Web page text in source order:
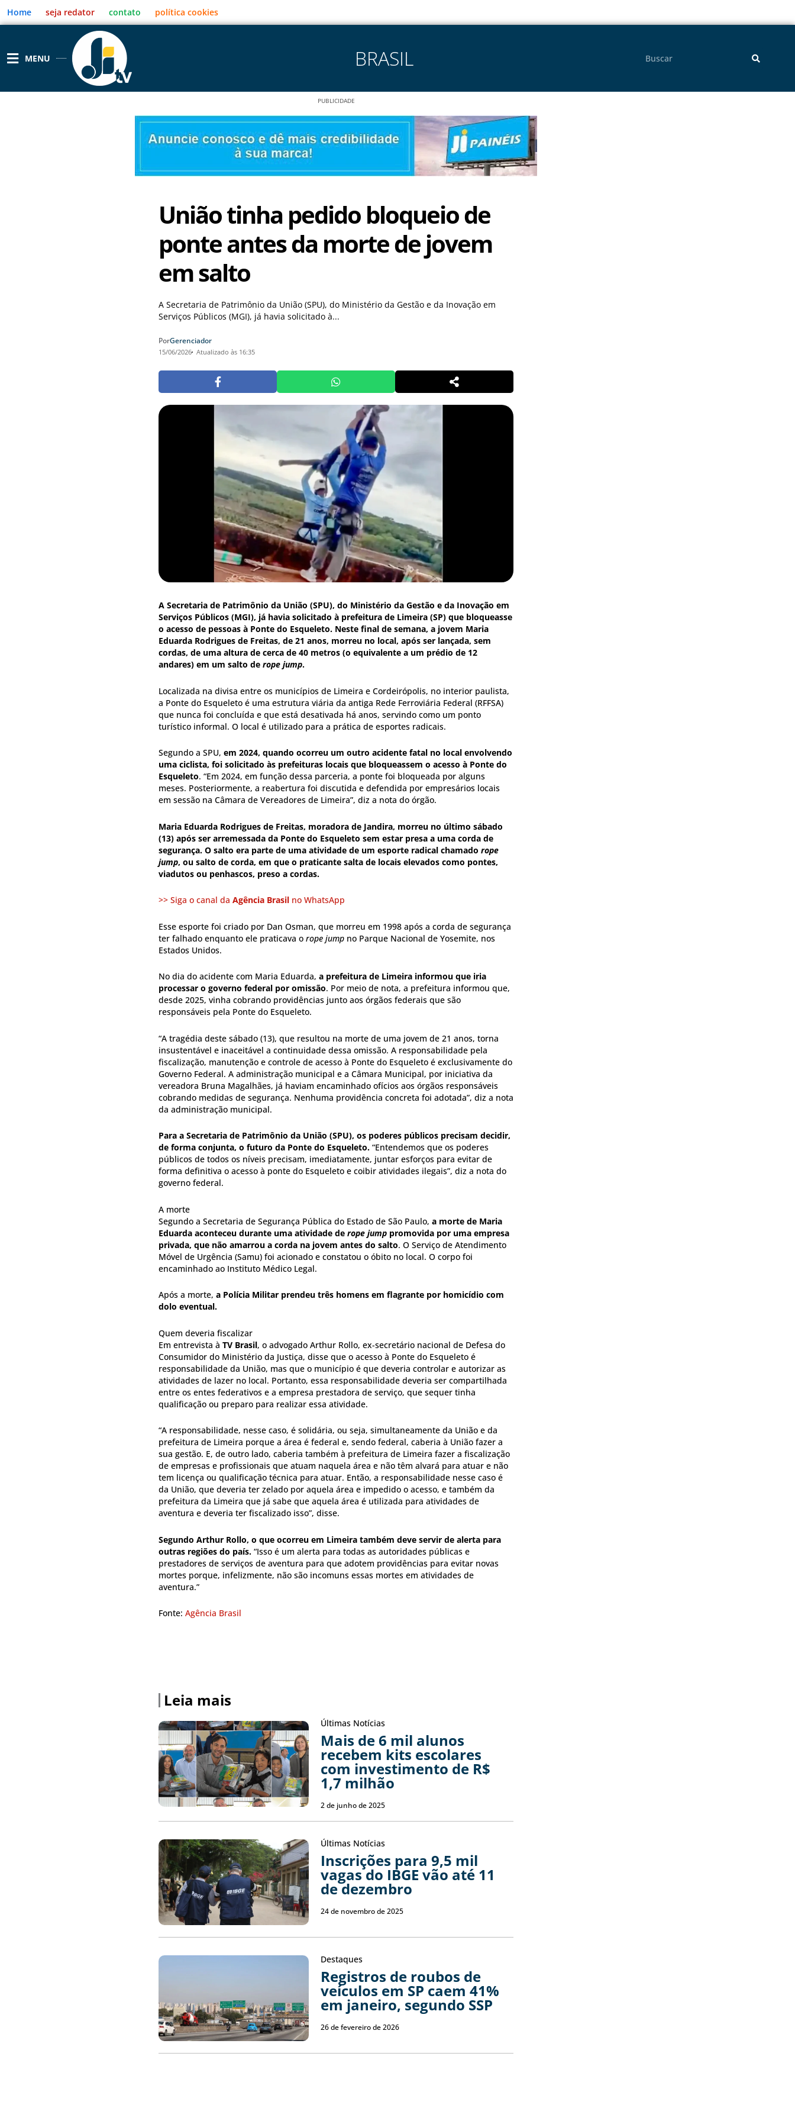
para
o
Home seja redator contato política cookies
MENU BRASIL
PUBLICIDADE
União tinha pedido bloqueio de
ponte antes da morte de jovem
em salto
A Secretaria de Patrimônio da União (SPU), do Ministério da Gestão e da Inovação em
Serviços Públicos (MGI), já havia solicitado à...
PorGerenciador
15/06/2026 Atualizado às 16:35
A Secretaria de Patrimônio da União (SPU), do Ministério da Gestão e da Inovação em
Serviços Públicos (MGI), já havia solicitado à prefeitura de Limeira (SP) que bloqueasse
o acesso de pessoas à Ponte do Esqueleto. Neste final de semana, a jovem Maria
Eduarda Rodrigues de Freitas, de 21 anos, morreu no local, após ser lançada, sem
cordas, de uma altura de cerca de 40 metros (o equivalente a um prédio de 12
andares) em um salto de rope jump.
Localizada na divisa entre os municípios de Limeira e Cordeirópolis, no interior paulista,
a Ponte do Esqueleto é uma estrutura viária da antiga Rede Ferroviária Federal (RFFSA)
que nunca foi concluída e que está desativada há anos, servindo como um ponto
turístico informal. O local é utilizado para a prática de esportes radicais.
Segundo a SPU, em 2024, quando ocorreu um outro acidente fatal no local envolvendo
uma ciclista, foi solicitado às prefeituras locais que bloqueassem o acesso à Ponte do
Esqueleto. “Em 2024, em função dessa parceria, a ponte foi bloqueada por alguns
meses. Posteriormente, a reabertura foi discutida e defendida por empresários locais
em sessão na Câmara de Vereadores de Limeira”, diz a nota do órgão.
Maria Eduarda Rodrigues de Freitas, moradora de Jandira, morreu no último sábado
(13) após ser arremessada da Ponte do Esqueleto sem estar presa a uma corda de
segurança. O salto era parte de uma atividade de um esporte radical chamado rope
jump, ou salto de corda, em que o praticante salta de locais elevados como pontes,
viadutos ou penhascos, preso a cordas.
>> Siga o canal da Agência Brasil no WhatsApp
Esse esporte foi criado por Dan Osman, que morreu em 1998 após a corda de segurança
ter falhado enquanto ele praticava o rope jump no Parque Nacional de Yosemite, nos
Estados Unidos.
No dia do acidente com Maria Eduarda, a prefeitura de Limeira informou que iria
processar o governo federal por omissão. Por meio de nota, a prefeitura informou que,
desde 2025, vinha cobrando providências junto aos órgãos federais que são
responsáveis pela Ponte do Esqueleto.
“A tragédia deste sábado (13), que resultou na morte de uma jovem de 21 anos, torna
insustentável e inaceitável a continuidade dessa omissão. A responsabilidade pela
fiscalização, manutenção e controle de acesso à Ponte do Esqueleto é exclusivamente do
Governo Federal. A administração municipal e a Câmara Municipal, por iniciativa da
vereadora Bruna Magalhães, já haviam encaminhado ofícios aos órgãos responsáveis
cobrando medidas de segurança. Nenhuma providência concreta foi adotada”, diz a nota
da administração municipal.
Para a Secretaria de Patrimônio da União (SPU), os poderes públicos precisam decidir,
de forma conjunta, o futuro da Ponte do Esqueleto. “Entendemos que os poderes
públicos de todos os níveis precisam, imediatamente, juntar esforços para evitar de
forma definitiva o acesso à ponte do Esqueleto e coibir atividades ilegais”, diz a nota do
governo federal.
A morte
Segundo a Secretaria de Segurança Pública do Estado de São Paulo, a morte de Maria
Eduarda aconteceu durante uma atividade de rope jump promovida por uma empresa
privada, que não amarrou a corda na jovem antes do salto. O Serviço de Atendimento
Móvel de Urgência (Samu) foi acionado e constatou o óbito no local. O corpo foi
encaminhado ao Instituto Médico Legal.
Após a morte, a Polícia Militar prendeu três homens em flagrante por homicídio com
dolo eventual.
Quem deveria fiscalizar
Em entrevista à TV Brasil, o advogado Arthur Rollo, ex-secretário nacional de Defesa do
Consumidor do Ministério da Justiça, disse que o acesso à Ponte do Esqueleto é
responsabilidade da União, mas que o município é que deveria controlar e autorizar as
atividades de lazer no local. Portanto, essa responsabilidade deveria ser compartilhada
entre os entes federativos e a empresa prestadora de serviço, que sequer tinha
qualificação ou preparo para realizar essa atividade.
“A responsabilidade, nesse caso, é solidária, ou seja, simultaneamente da União e da
prefeitura de Limeira porque a área é federal e, sendo federal, caberia à União fazer a
sua gestão. E, de outro lado, caberia também à prefeitura de Limeira fazer a fiscalização
de empresas e profissionais que atuam naquela área e não têm alvará para atuar e não
tem licença ou qualificação técnica para atuar. Então, a responsabilidade nesse caso é
da União, que deveria ter zelado por aquela área e impedido o acesso, e também da
prefeitura da Limeira que já sabe que aquela área é utilizada para atividades de
aventura e deveria ter fiscalizado isso”, disse.
Segundo Arthur Rollo, o que ocorreu em Limeira também deve servir de alerta para
outras regiões do país. “Isso é um alerta para todas as autoridades públicas e
prestadores de serviços de aventura para que adotem providências para evitar novas
mortes porque, infelizmente, não são incomuns essas mortes em atividades de
aventura.”
Fonte: Agência Brasil
Leia mais
Últimas Notícias
Mais de 6 mil alunos
recebem kits escolares
com investimento de R$
1,7 milhão
2 de junho de 2025
Últimas Notícias
Inscrições para 9,5 mil
vagas do IBGE vão até 11
de dezembro
24 de novembro de 2025
Destaques
Registros de roubos de
veículos em SP caem 41%
em janeiro, segundo SSP
26 de fevereiro de 2026